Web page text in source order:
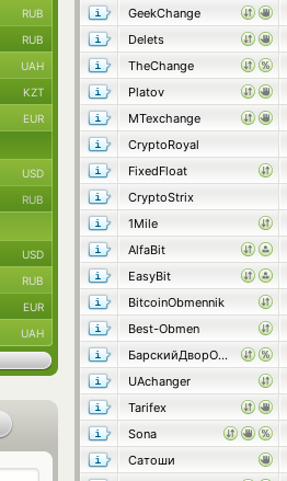
GeekChange
Delets
TheChange
Platov
MTexchange
CryptoRoyal
FixedFloat
CryptoStrix
1Mile
AlfaBit
EasyBit
BitcoinObmennik
Best-Obmen
БарскийДворОбмен
UAchanger
Tarifex
Sona
Сатоши
RUB
RUB
UAH
KZT
EUR
USD
RUB
USD
RUB
EUR
UAH